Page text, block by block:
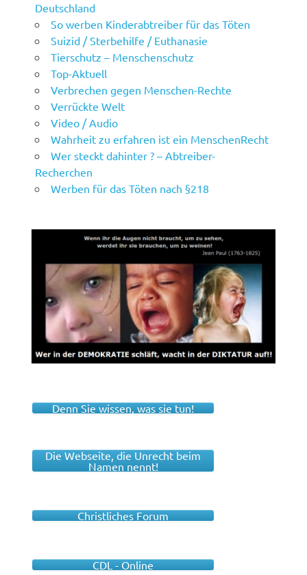
Deutschland
So werben Kinderabtreiber für das Töten
Suizid / Sterbehilfe / Euthanasie
Tierschutz – Menschenschutz
Top-Aktuell
Verbrechen gegen Menschen-Rechte
Verrückte Welt
Video / Audio
Wahrheit zu erfahren ist ein MenschenRecht
Wer steckt dahinter ? – Abtreiber-
Recherchen
Werben für das Töten nach §218
Denn Sie wissen, was sie tun!
Die Webseite, die Unrecht beim
Namen nennt!
Christliches Forum
CDL - Online